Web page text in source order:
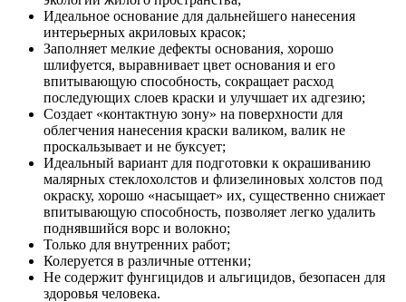
Идеальное основание для дальнейшего нанесения
интерьерных акриловых красок;
Заполняет мелкие дефекты основания, хорошо
шлифуется, выравнивает цвет основания и его
впитывающую способность, сокращает расход
последующих слоев краски и улучшает их адгезию;
Создает «контактную зону» на поверхности для
облегчения нанесения краски валиком, валик не
проскальзывает и не буксует;
Идеальный вариант для подготовки к окрашиванию
малярных стеклохолстов и флизелиновых холстов под
окраску, хорошо «насыщает» их, существенно снижает
впитывающую способность, позволяет легко удалить
поднявшийся ворс и волокно;
Только для внутренних работ;
Колеруется в различные оттенки;
Не содержит фунгицидов и альгицидов, безопасен для
здоровья человека.